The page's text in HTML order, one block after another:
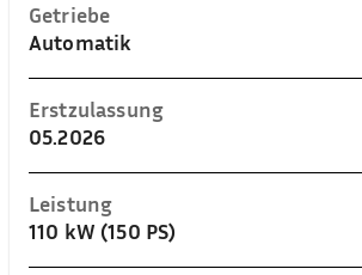
Getriebe
Automatik
Erstzulassung
05.2026
Leistung
110 kW (150 PS)